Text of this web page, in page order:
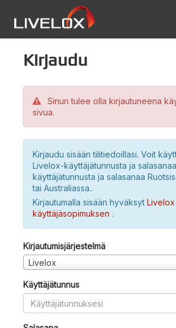
Kirjaudu
Sinun tulee olla kirjautuneena
sivua.
Kirjaudu sisään tilitiedoillasi. Voit
Livelox-käyttäjätunnusta ja
käyttäjätunnusta ja salasanaa
tai Australiassa..
Kirjautumalla sisään hyväksyt
käyttäjäsopimuksen .
Kirjautumisjärjestelmä
Livelox
Käyttäjätunnus